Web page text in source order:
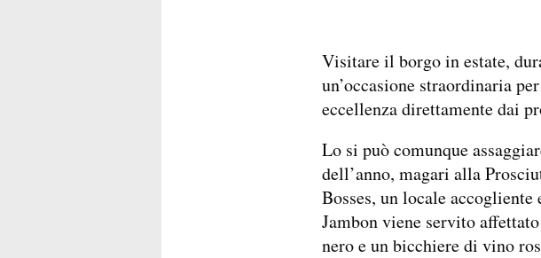
Visitare il borgo in estate,
un’occasione straordinaria
eccellenza direttamente dai
Lo si può comunque
dell’anno, magari alla
Bosses, un locale
Jambon viene servito
nero e un bicchiere di vino